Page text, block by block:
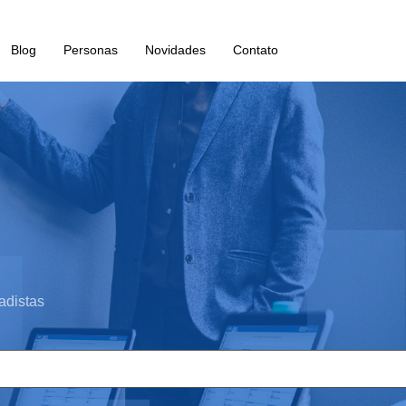
Blog Personas Novidades Contato